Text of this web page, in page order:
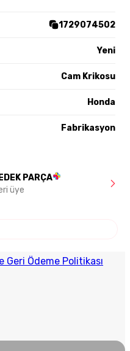
1729074502
Yeni
Cam Krikosu
Honda
Fabrikasyon
PARÇA
üye
Geri Ödeme Politikası